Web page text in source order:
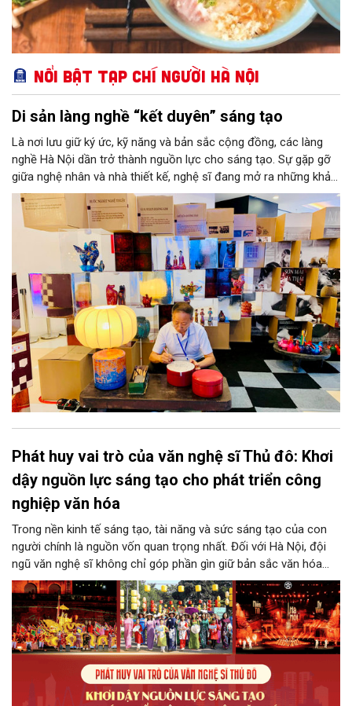
Nổi bật Tạp chí Người Hà Nội
Di sản làng nghề “kết duyên” sáng tạo
Là nơi lưu giữ ký ức, kỹ năng và bản sắc cộng đồng, các làng
nghề Hà Nội dần trở thành nguồn lực cho sáng tạo. Sự gặp gỡ
giữa nghệ nhân và nhà thiết kế, nghệ sĩ đang mở ra những khả
năng phát triển mới cho thủ công đương đại trên nền tảng di
sản. Từ những cuộc “kết duyên” đầy cảm hứng ấy, Hà Nội đang
khơi thông mạch ngầm của hệ sinh thái thủ công, biến vốn cổ
thành động lực bền vững cho tương lai.
Phát huy vai trò của văn nghệ sĩ Thủ đô: Khơi
dậy nguồn lực sáng tạo cho phát triển công
nghiệp văn hóa
Trong nền kinh tế sáng tạo, tài năng và sức sáng tạo của con
người chính là nguồn vốn quan trọng nhất. Đối với Hà Nội, đội
ngũ văn nghệ sĩ không chỉ góp phần gìn giữ bản sắc văn hóa
mà còn giữ vai trò trung tâm trong quá trình hình thành các sản
phẩm công nghiệp văn hóa có giá trị. Khơi dậy, phát huy và tạo
điều kiện để nguồn lực sáng tạo ấy phát triển sẽ là “chìa khóa”
để Hà Nội khai thác hiệu quả tiềm năng văn hóa, nâng cao năng
lực cạnh tranh và khẳng định vị thế của một trung tâm sáng tạo
trong kỷ nguyên mới.